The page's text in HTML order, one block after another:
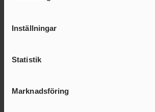
Ta reda på mer om hur dina personliga
Du kan ändra eller dra tillbaka ditt
Vi använder enhetsidentifierare för att
Inställningar
Statistik
Marknadsföring